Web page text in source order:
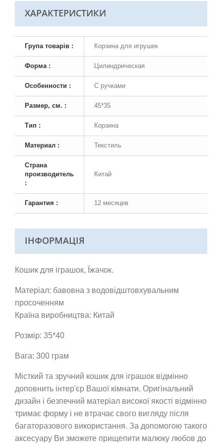
ХАРАКТЕРИСТИКИ
Група товарів : Корзина для игрушек
Форма : Цилиндрическая
Особенности : С ручками
Размер, см. : 45*35
Тип : Корзина
Материал : Текстиль
Страна
производитель
:
Китай
Гарантия : 12 месяцев
ІНФОРМАЦІЯ
Кошик для іграшок, Їжачок.
Матеріал: бавовна з водовідштовхувальним
просоченням
Країна виробництва: Китай
Розмір: 35*40
Вага: 300 грам
Місткий та зручний кошик для іграшок відмінно
доповнить інтер'єр Вашої кімнати. Оригінальний
дизайн і безпечний матеріал високої якості відмінно
тримає форму і не втрачає свого вигляду після
багаторазового використання. За допомогою такого
аксесуару Ви зможете прищепити малюку любов до